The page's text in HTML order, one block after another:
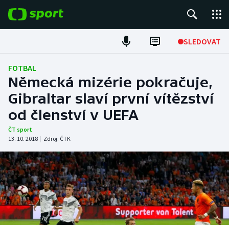
SLEDOVAT
Fotbal
Hokej
Tenis
Atletika
Cyklistika
DALŠÍ SPORTY
Americký fotbal
NEPŘEHLÉDNĚTE
FOTBAL
Německá mizérie pokračuje,
Gibraltar slaví první vítězství
od členství v UEFA
ČT sport
13. 10. 2018 | Zdroj: ČTK